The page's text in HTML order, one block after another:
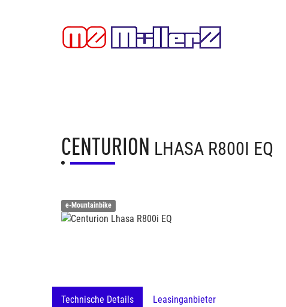
CENTURION LHASA R800I EQ
e-Mountainbike
Technische Details Leasinganbieter